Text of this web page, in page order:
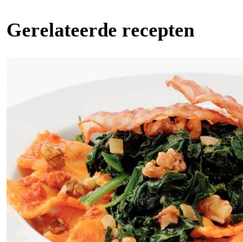
Gerelateerde recepten